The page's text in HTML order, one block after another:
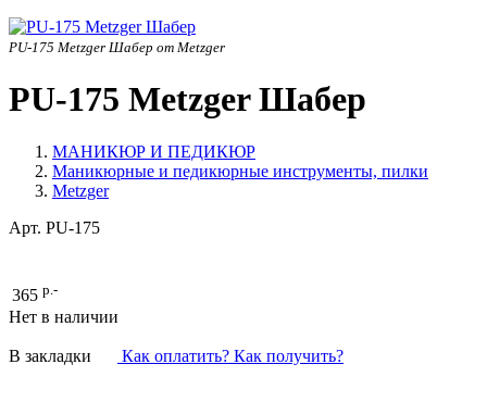
PU-175 Metzger Шабер от Metzger
PU-175 Metzger Шабер
МАНИКЮР И ПЕДИКЮР
Маникюрные и педикюрные инструменты, пилки
Metzger
Арт. PU-175
365 р.-
Нет в наличии
В закладки Как оплатить? Как получить?